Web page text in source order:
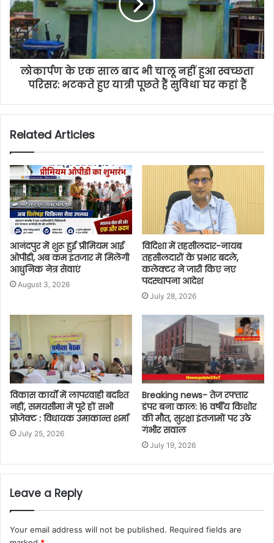
लोकार्पण के एक साल बाद भी चालू नहीं हुआ स्वच्छता
परिसर: भटकते हुए यात्री पूछते हैं सुविधा घर कहां हैं
Related Articles
आनंदपुर में शुरू हुई प्रीमियम आई
ओपीडी, अब कम इंतजार में मिलेंगी
आधुनिक नेत्र सेवाएं
August 3, 2026
विदिशा में तहसीलदार-नायब
तहसीलदारों के प्रभार बदले,
कलेक्टर ने जारी किए नए
पदस्थापना आदेश
July 28, 2026
विकास कार्यों में लापरवाही बर्दाश्त
नहीं, समयसीमा में पूरे हों सभी
प्रोजेक्ट : विधायक उमाकान्त शर्मा
July 25, 2026
Breaking news- तेज रफ्तार
डंपर बना काल: 16 वर्षीय किशोर
की मौत, सुरक्षा इंतजामों पर उठे
गंभीर सवाल
July 19, 2026
Leave a Reply
Your email address will not be published. Required fields are